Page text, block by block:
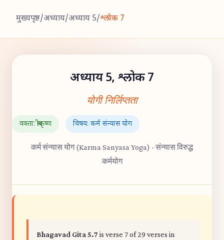
मुख्यपृष्ठ/अध्याय/अध्याय 5/श्लोक 7
अध्याय 5, श्लोक 7
योगी निर्लिप्तता
वक्ता: श्रीकृष्ण विषय: कर्म संन्यास योग
कर्म संन्यास योग (Karma Sanyasa Yoga) - संन्यास विरुद्ध
कर्मयोग
Bhagavad Gita 5.7 is verse 7 of 29 verses in